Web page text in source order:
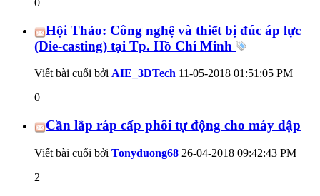
Hội Thảo: Công nghệ và thiết bị đúc áp lực
(Die-casting) tại Tp. Hồ Chí Minh
Viết bài cuối bởi AIE_3DTech 11-05-2018 01:51:05 PM
0
Cần lắp ráp cấp phôi tự động cho máy dập
Viết bài cuối bởi Tonyduong68 26-04-2018 09:42:43 PM
2